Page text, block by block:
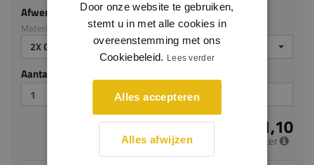
Afwerking
Materiaal: MDF ecologisch
2X GEGROND
Aantal stuks
€ 11,10
per meter
Door onze website te gebruiken,
stemt u in met alle cookies in
overeenstemming met ons
Cookiebeleid. Lees verder
Alles accepteren
Alles afwijzen